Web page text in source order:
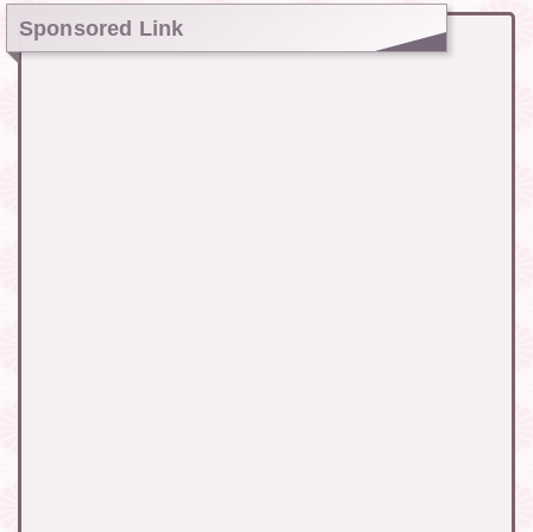
Sponsored Link